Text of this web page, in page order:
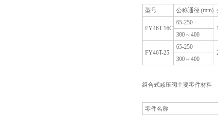
型号 公称通径 (mm)
FY46T-16C
65-250
300～400
FY46T-25
65-250
300～400
组合式减压阀主要零件材料
零件名称